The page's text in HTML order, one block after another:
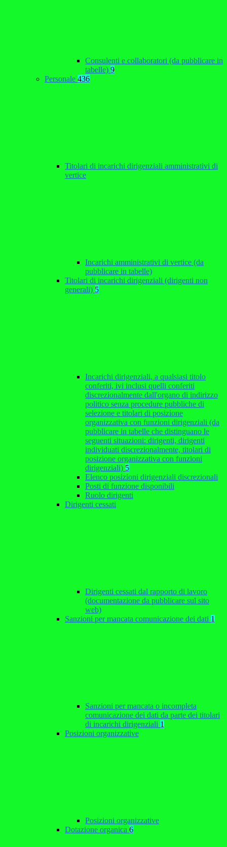
Consulenti e collaboratori (da pubblicare in
tabelle) 9
Personale 436
Titolari di incarichi dirigenziali amministrativi di
vertice
Incarichi amministrativi di vertice (da
pubblicare in tabelle)
Titolari di incarichi dirigenziali (dirigenti non
generali) 5
Incarichi dirigenziali, a qualsiasi titolo
conferiti, ivi inclusi quelli conferiti
discrezionalmente dall'organo di indirizzo
politico senza procedure pubbliche di
selezione e titolari di posizione
organizzativa con funzioni dirigenziali (da
pubblicare in tabelle che distinguano le
seguenti situazioni: dirigenti, dirigenti
individuati discrezionalmente, titolari di
posizione organizzativa con funzioni
dirigenziali) 5
Elenco posizioni dirigenziali discrezionali
Posti di funzione disponibili
Ruolo dirigenti
Dirigenti cessati
Dirigenti cessati dal rapporto di lavoro
(documentazione da pubblicare sul sito
web)
Sanzioni per mancata comunicazione dei dati 1
Sanzioni per mancata o incompleta
comunicazione dei dati da parte dei titolari
di incarichi dirigenziali 1
Posizioni organizzative
Posizioni organizzative
Dotazione organica 6